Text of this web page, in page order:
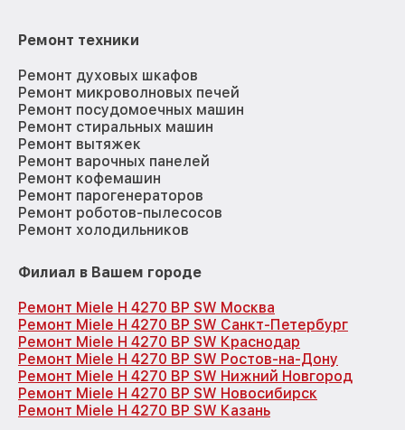
Ремонт техники
Ремонт духовых шкафов
Ремонт микроволновых печей
Ремонт посудомоечных машин
Ремонт стиральных машин
Ремонт вытяжек
Ремонт варочных панелей
Ремонт кофемашин
Ремонт парогенераторов
Ремонт роботов-пылесосов
Ремонт холодильников
Филиал в Вашем городе
Ремонт Miele H 4270 BP SW Москва
Ремонт Miele H 4270 BP SW Санкт-Петербург
Ремонт Miele H 4270 BP SW Краснодар
Ремонт Miele H 4270 BP SW Ростов-на-Дону
Ремонт Miele H 4270 BP SW Нижний Новгород
Ремонт Miele H 4270 BP SW Новосибирск
Ремонт Miele H 4270 BP SW Казань